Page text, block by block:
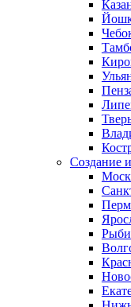
Создание